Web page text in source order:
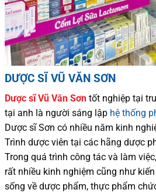
DƯỢC SĨ VŨ VĂN SƠN
Dược sĩVũ Văn Sơn tốt nghiệp tại
tại anh là người sáng lập hệ thống
Dược sĩSơn có nhiều năm kinh
Trình dược viên tại các hãng dược
Trong quá trình công tác và làm
rất nhiều kinh nghiệm cũng như
sống về dược phẩm, thực phẩm